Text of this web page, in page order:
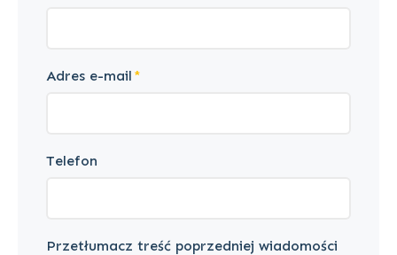
Adres e-mail
Telefon
Przetłumacz treść poprzedniej wiadomości